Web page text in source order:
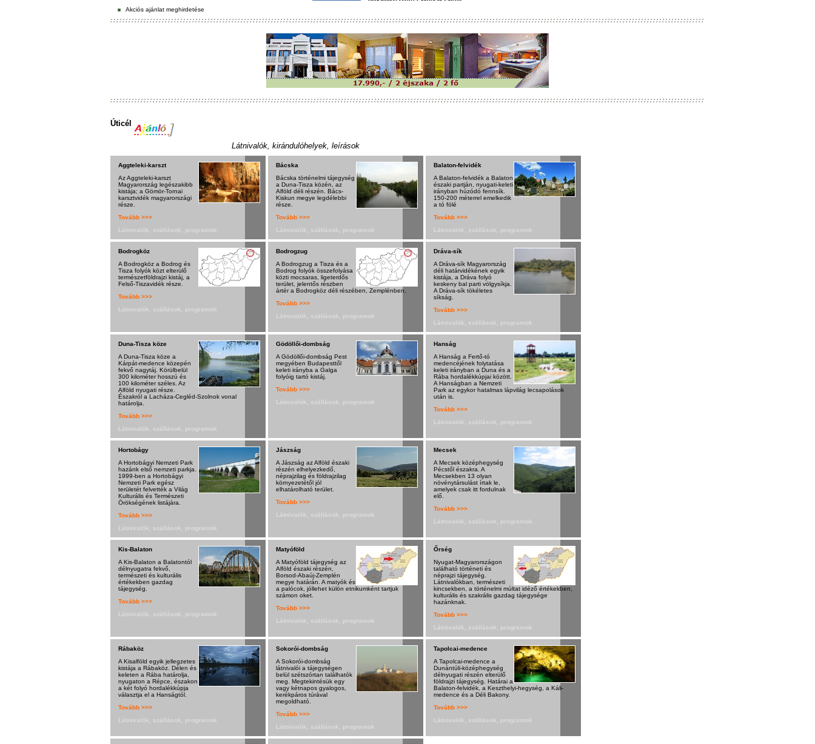
Akciós ajánlat meghirdetése
PARASZTHÁZ AZ ŐRSÉGBEN
9942 Szalafő, Csörgőszer 15.
Részletek >>>
Úticél
Látnivalók, kirándulóhelyek, leírások
Aggteleki-karszt
Az Aggteleki-karszt
Magyarország legészakibb
kistája; a Gömör-Tornai
karsztvidék magyarországi
része.
Tovább >>>
Látnivalók, szállások, programok
Bácska
Bácska történelmi tájegység
a Duna-Tisza közén, az
Alföld déli részén. Bács-
Kiskun megye legdélebbi
része.
Tovább >>>
Látnivalók, szállások, programok
Balaton-felvidék
A Balaton-felvidék a Balaton
északi partján, nyugati-keleti
irányban húzódó fennsík.
150-200 méterrel emelkedik
a tó fölé
Tovább >>>
Látnivalók, szállások, programok
Bodrogköz
A Bodrogköz a Bodrog és
Tisza folyók közt elterülő
természetföldrajzi kistáj, a
Felső-Tiszavidék része.
Tovább >>>
Látnivalók, szállások, programok
Bodrogzug
A Bodrogzug a Tisza és a
Bodrog folyók összefolyása
közti mocsaras, ligeterdős
terület, jelentős részben
ártér a Bodrogköz déli részében, Zemplénben.
Tovább >>>
Látnivalók, szállások, programok
Dráva-sík
A Dráva-sík Magyarország
déli határvidékének egyik
kistája, a Dráva folyó
keskeny bal parti völgysíkja.
A Dráva-sík tökéletes
síkság.
Tovább >>>
Látnivalók, szállások, programok
Duna-Tisza köze
A Duna-Tisza köze a
Kárpát-medence közepén
fekvő nagytáj. Körülbelül
300 kilométer hosszú és
100 kilométer széles. Az
Alföld nyugati része.
Északról a Lacháza-Cegléd-Szolnok vonal
határolja.
Tovább >>>
Látnivalók, szállások, programok
Gödöllői-dombság
A Gödöllői-dombság Pest
megyében Budapesttől
keleti irányba a Galga
folyóig tartó kistáj.
Tovább >>>
Látnivalók, szállások, programok
Hanság
A Hanság a Fertő-tó
medencéjének folytatása
keleti irányban a Duna és a
Rába hordalékkúpjai között.
A Hanságban a Nemzeti
Park az egykor hatalmas lápvilág lecsapolások
után is.
Tovább >>>
Látnivalók, szállások, programok
Hortobágy
A Hortobágyi Nemzeti Park
hazánk első nemzeti parkja.
1999-ben a Hortobágyi
Nemzeti Park egész
területét felvették a Világ
Kulturális és Természeti
Örökségének listájára.
Tovább >>>
Látnivalók, szállások, programok
Jászság
A Jászság az Alföld északi
részén elhelyezkedő,
néprajzilag és földrajzilag
környezetétől jól
elhatárolható terület.
Tovább >>>
Látnivalók, szállások, programok
Mecsek
A Mecsek középhegység
Pécstől északra. A
Mecsekben 13 olyan
növénytársulást írtak le,
amelyek csak itt fordulnak
elő.
Tovább >>>
Látnivalók, szállások, programok
Kis-Balaton
A Kis-Balaton a Balatontól
délnyugatra fekvő,
természeti és kulturális
értékekben gazdag
tájegység.
Tovább >>>
Látnivalók, szállások, programok
Matyóföld
A Matyóföld tájegység az
Alföld északi részén,
Borsod-Abaúj-Zemplén
megye határán. A matyók és
a palócok, jóllehet külön etnikumként tartjuk
számon oket.
Tovább >>>
Látnivalók, szállások, programok
Őrség
Nyugat-Magyarországon
található történeti és
néprajzi tájegység.
Látnivalókban, természeti
kincsekben, a történelmi múltat idéző értékekben,
kulturális és szakrális gazdag tájegysége
hazánknak.
Tovább >>>
Látnivalók, szállások, programok
Rábaköz
A Kisalföld egyik jellegzetes
kistája a Rábaköz. Délen és
keleten a Rába határolja,
nyugaton a Répce, északon
a két folyó hordalékkúpja
választja el a Hanságtól.
Tovább >>>
Látnivalók, szállások, programok
Sokorói-dombság
A Sokorói-dombság
látnivalói a tájegységen
belül szétszórtan találhatók
meg. Megtekintésük egy
vagy kétnapos gyalogos,
kerékpáros túrával
megoldható.
Tovább >>>
Látnivalók, szállások, programok
Tapolcai-medence
A Tapolcai-medence a
Dunántúli-középhegység
délnyugati részén elterülő
földrajzi tájegység. Határai a
Balaton-felvidék, a Keszthelyi-hegység, a Káli-
medence és a Déli Bakony.
Tovább >>>
Látnivalók, szállások, programok